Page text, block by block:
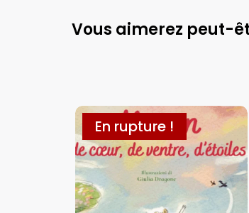
Vous aimerez peut-
En rupture !